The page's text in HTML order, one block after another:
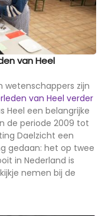
van Heel
wetenschappers zijn
van Heel verder
Heel een belangrijke
de periode 2009 tot
Daelzicht een
gedaan: het op twee
in Nederland is
nemen bij de